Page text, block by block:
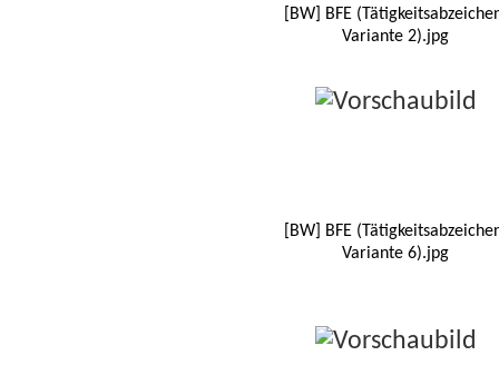
[BW] BFE
Variante 2).jpg
[BW] BFE
Variante 6).jpg